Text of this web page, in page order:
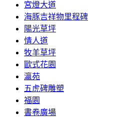
宮燈大道
海豚吉祥物里程碑
陽光草坪
情人道
牧羊草坪
歐式花園
瀛苑
五虎碑雕塑
福園
書卷廣場